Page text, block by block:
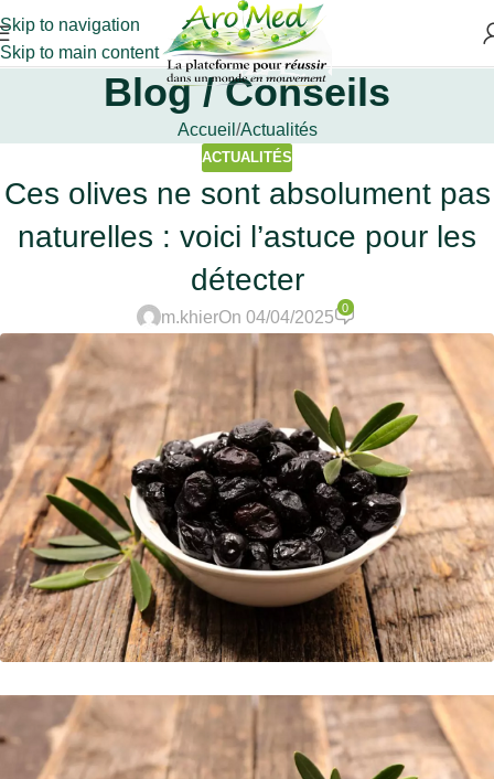
Skip to navigation
Skip to main content
Blog / Conseils
Accueil Actualités
ACTUALITÉS
Ces olives ne sont absolument pas
naturelles : voici l’astuce pour les
détecter
m.khierOn 04/04/2025
0